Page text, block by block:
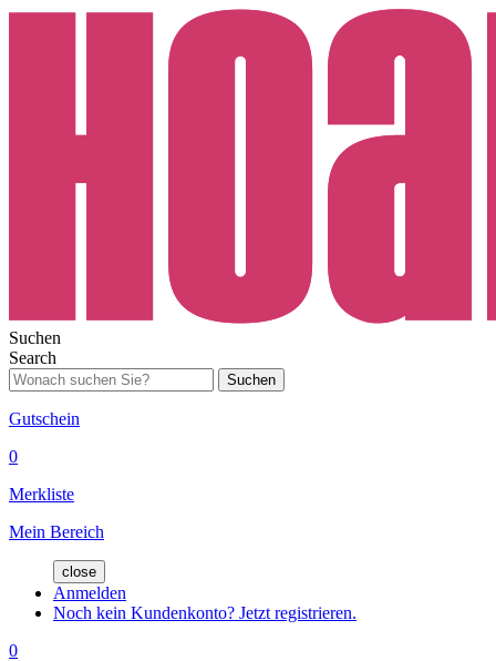
Suchen
Search
Suchen
Gutschein
0
Merkliste
Mein Bereich
close
Anmelden
Noch kein Kundenkonto? Jetzt registrieren.
0